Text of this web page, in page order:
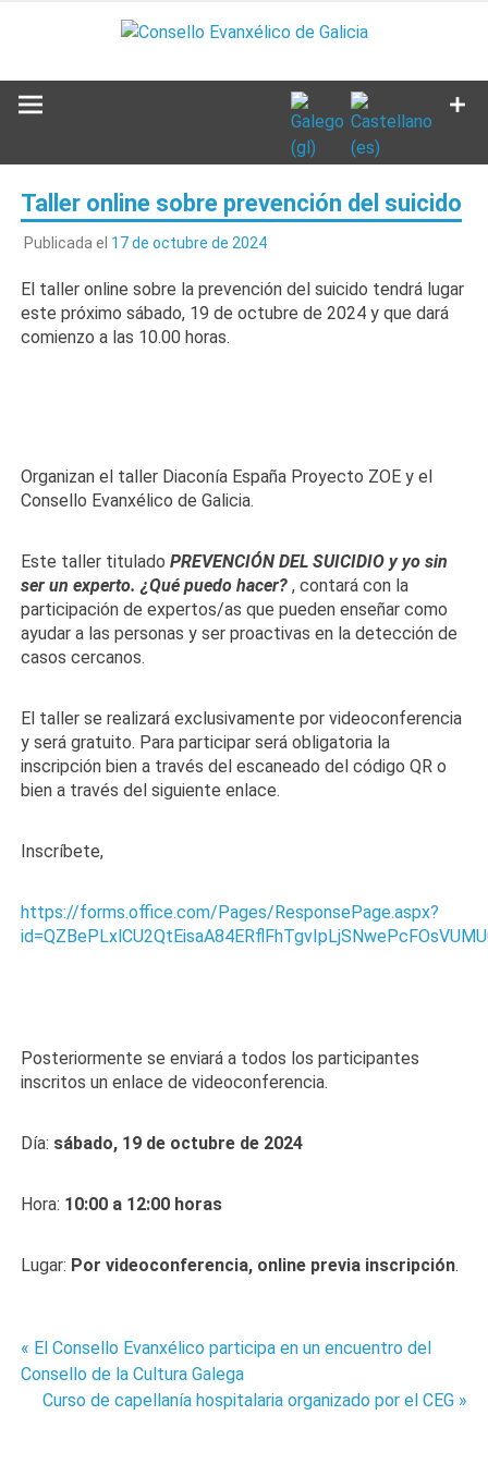
Taller online sobre prevención del suicido
Publicada el 17 de octubre de 2024
El taller online sobre la prevención del suicido tendrá lugar
este próximo sábado, 19 de octubre de 2024 y que dará
comienzo a las 10.00 horas.
Organizan el taller Diaconía España Proyecto ZOE y el
Consello Evanxélico de Galicia.
Este taller tituladoPREVENCIÓN DEL SUICIDIO y yo sin
ser un experto. ¿Qué puedo hacer? , contará con la
participación de expertos/as que pueden enseñar como
ayudar a las personas y ser proactivas en la detección de
casos cercanos.
El taller se realizará exclusivamente por videoconferencia
y será gratuito. Para participar será obligatoria la
inscripción bien a través del escaneado del código QR o
bien a través del siguiente enlace.
Inscríbete,
https://forms.office.com/Pages/ResponsePage.aspx?
Posteriormente se enviará a todos los participantes
inscritos un enlace de videoconferencia.
Día: sábado, 19 de octubre de 2024
Hora: 10:00 a 12:00 horas
Lugar: Por videoconferencia, online previa inscripción.
Navegación
de
« El Consello Evanxélico participa en un encuentro del
Consello de la Cultura Galega
Curso de capellanía hospitalaria organizado por el CEG »